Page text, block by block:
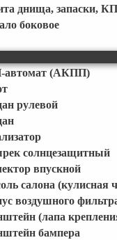
днища, запаски,
боковое
(АКПП)
рулевой
солнцезащитный
впускной
салона (кулисная
воздушного
(лапа
бампера